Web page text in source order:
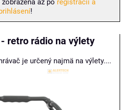
až po registrácii a
!
retro rádio na výlety
je určený najmä na výlety....